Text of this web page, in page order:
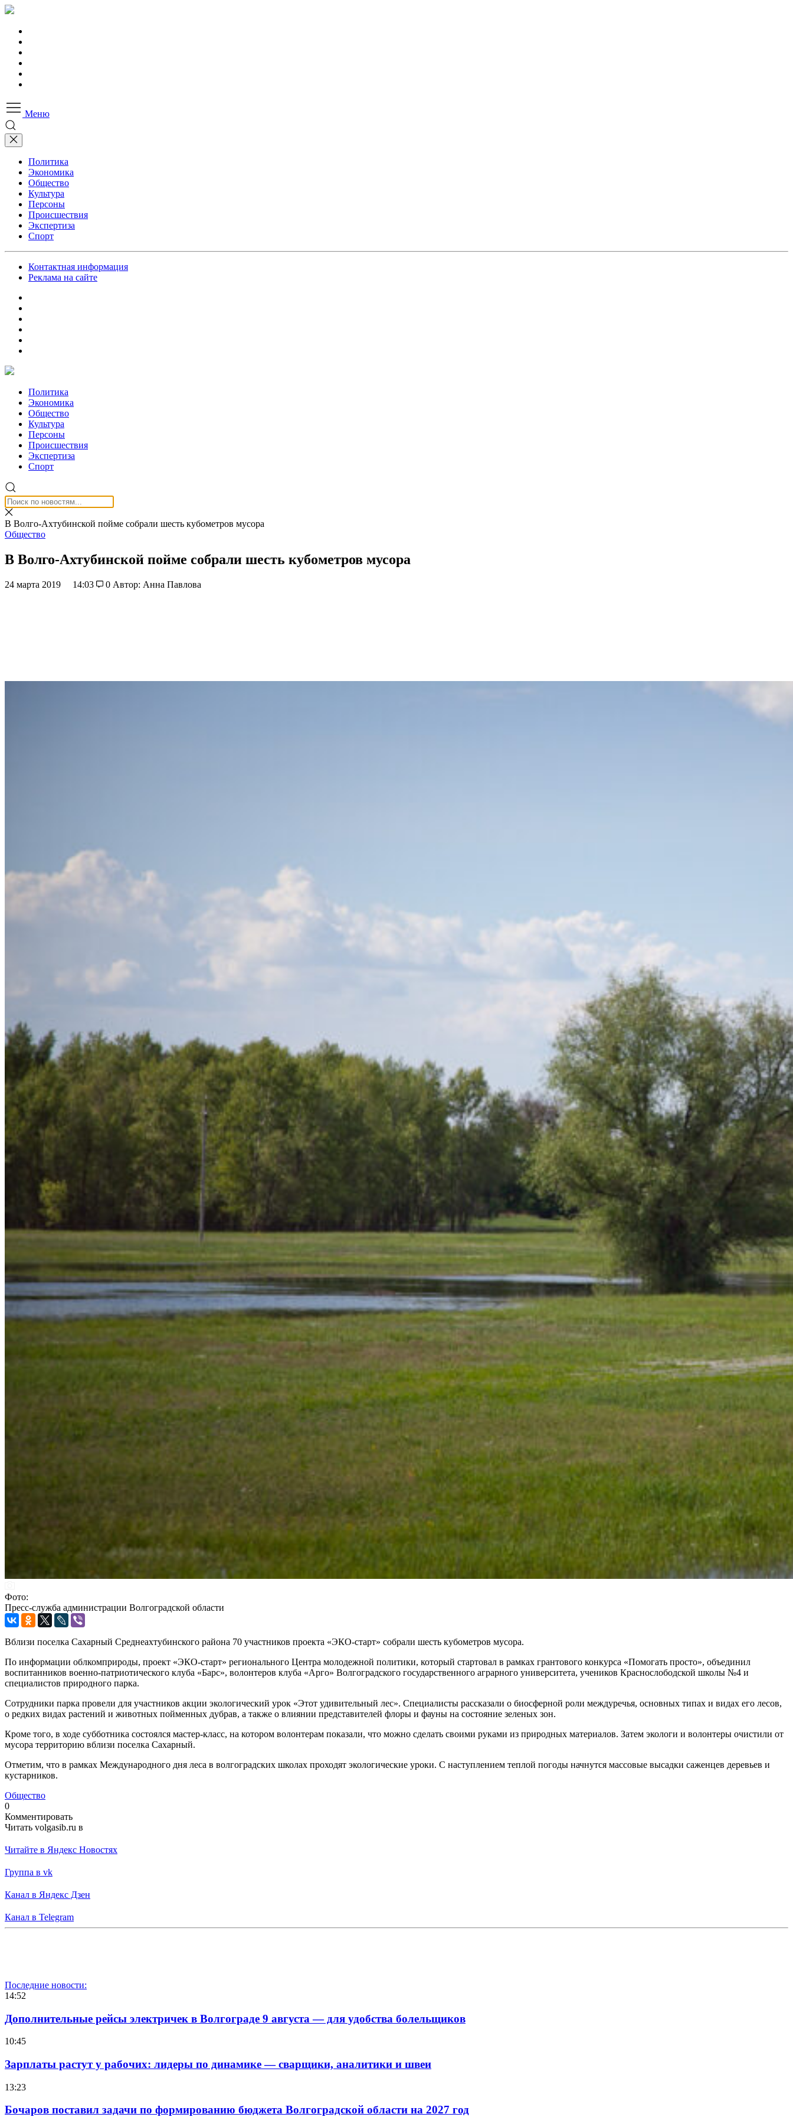
Меню
Политика
Экономика
Общество
Культура
Персоны
Происшествия
Экспертиза
Спорт
Контактная информация
Реклама на сайте
Политика
Экономика
Общество
Культура
Персоны
Происшествия
Экспертиза
Спорт
В Волго-Ахтубинской пойме собрали шесть кубометров мусора
Общество
В Волго-Ахтубинской пойме собрали шесть кубометров мусора
24 марта 2019 14:03 0 Автор: Анна Павлова
Фото:
Пресс-служба администрации Волгоградской области
Вблизи поселка Сахарный Среднеахтубинского района 70 участников проекта «ЭКО-старт» собрали шесть кубометров мусора.
По информации облкомприроды, проект «ЭКО-старт» регионального Центра молодежной политики, который стартовал в рамках грантового конкурса «Помогать просто», объединил
воспитанников военно-патриотического клуба «Барс», волонтеров клуба «Арго» Волгоградского государственного аграрного университета, учеников Краснослободской школы №4 и
специалистов природного парка.
Сотрудники парка провели для участников акции экологический урок «Этот удивительный лес». Специалисты рассказали о биосферной роли междуречья, основных типах и видах его лесов,
о редких видах растений и животных пойменных дубрав, а также о влиянии представителей флоры и фауны на состояние зеленых зон.
Кроме того, в ходе субботника состоялся мастер-класс, на котором волонтерам показали, что можно сделать своими руками из природных материалов. Затем экологи и волонтеры очистили от
мусора территорию вблизи поселка Сахарный.
Отметим, что в рамках Международного дня леса в волгоградских школах проходят экологические уроки. С наступлением теплой погоды начнутся массовые высадки саженцев деревьев и
кустарников.
Общество
0
Комментировать
Читать volgasib.ru в
Читайте в Яндекс Новостях
Группа в vk
Канал в Яндекс Дзен
Канал в Telegram
Последние новости:
14:52
Дополнительные рейсы электричек в Волгограде 9 августа — для удобства болельщиков
10:45
Зарплаты растут у рабочих: лидеры по динамике — сварщики, аналитики и швеи
13:23
Бочаров поставил задачи по формированию бюджета Волгоградской области на 2027 год